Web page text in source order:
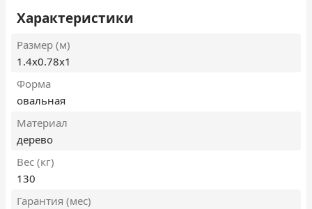
Характеристики
Размер (м)
1.4х0.78х1
Форма
овальная
Материал
дерево
Вес (кг)
130
Гарантия (мес)